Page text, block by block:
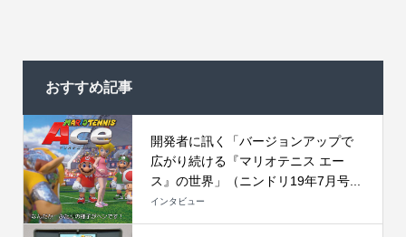
おすすめ記事
開発者に訊く「バージョンアップで
広がり続ける『マリオテニス エー
ス』の世界」（ニンドリ19年7月号...
インタビュー